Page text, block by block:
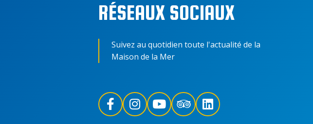
RÉSEAUX SOCIAUX
Suivez au quotidien toute l'actualité de la
Maison de la Mer